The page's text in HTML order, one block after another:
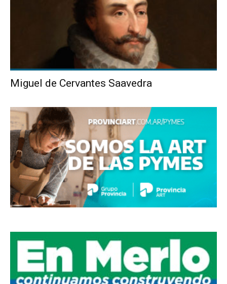
Miguel de Cervantes Saavedra